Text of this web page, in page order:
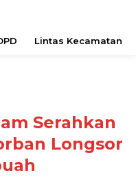
Lintas Kecamatan
Serahkan
Longsor